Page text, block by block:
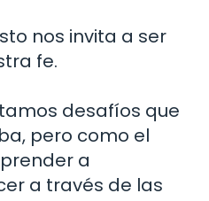
nos invita a ser
fe.
desafíos que
pero como el
a
a través de las